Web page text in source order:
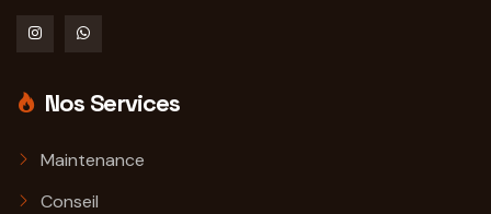
Nos Services
Maintenance
Conseil